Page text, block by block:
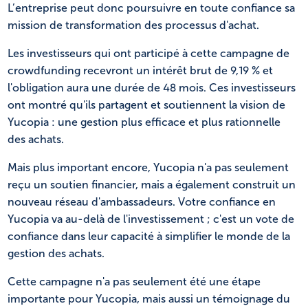
L’entreprise peut donc poursuivre en toute confiance sa
mission de transformation des processus d'achat.
Les investisseurs qui ont participé à cette campagne de
crowdfunding recevront un intérêt brut de 9,19 % et
l'obligation aura une durée de 48 mois. Ces investisseurs
ont montré qu'ils partagent et soutiennent la vision de
Yucopia : une gestion plus efficace et plus rationnelle
des achats.
Mais plus important encore, Yucopia n'a pas seulement
reçu un soutien financier, mais a également construit un
nouveau réseau d'ambassadeurs. Votre confiance en
Yucopia va au-delà de l'investissement ; c'est un vote de
confiance dans leur capacité à simplifier le monde de la
gestion des achats.
Cette campagne n'a pas seulement été une étape
importante pour Yucopia, mais aussi un témoignage du